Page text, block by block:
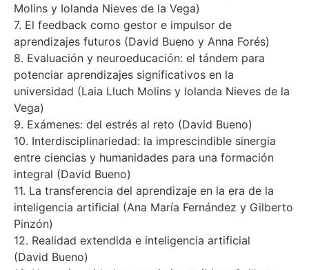
Molins y Iolanda Nieves de la Vega)
7. El feedback como gestor e impulsor de
aprendizajes futuros (David Bueno y Anna Forés)
8. Evaluación y neuroeducación: el tándem para
potenciar aprendizajes significativos en la
universidad (Laia Lluch Molins y Iolanda Nieves de la
Vega)
9. Exámenes: del estrés al reto (David Bueno)
10. Interdisciplinariedad: la imprescindible sinergia
entre ciencias y humanidades para una formación
integral (David Bueno)
11. La transferencia del aprendizaje en la era de la
inteligencia artificial (Ana María Fernández y Gilberto
Pinzón)
12. Realidad extendida e inteligencia artificial
(David Bueno)